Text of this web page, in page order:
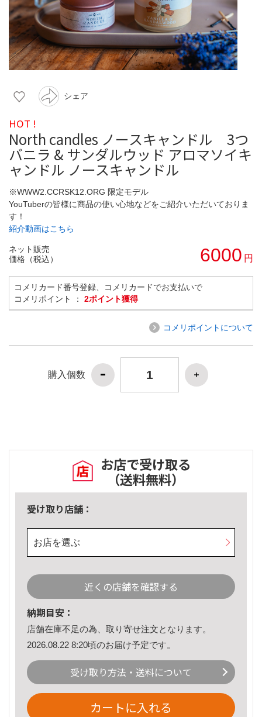
シェア
HOT !
North candles ノースキャンドル 3つ
バニラ & サンダルウッド アロマソイキ
ャンドル ノースキャンドル
※WWW2.CCRSK12.ORG 限定モデル
YouTuberの皆様に商品の使い心地などをご紹介いただいておりま
す！
紹介動画はこちら
ネット販売
価格（税込）
6000 円
コメリカード番号登録、コメリカードでお支払いで
コメリポイント ： 2ポイント獲得
コメリポイントについて
購入個数
お店で受け取る
（送料無料）
受け取り店舗：
お店を選ぶ
近くの店舗を確認する
納期目安：
店舗在庫不足の為、取り寄せ注文となります。
2026.08.22 8:20頃のお届け予定です。
受け取り方法・送料について
カートに入れる